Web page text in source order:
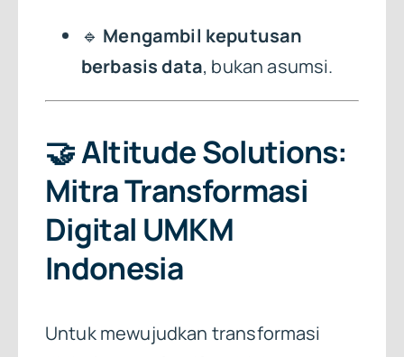
🔹 Mengambil keputusan
berbasis data, bukan asumsi.
🤝Altitude Solutions:
Mitra Transformasi
Digital UMKM
Indonesia
Untuk mewujudkan transformasi